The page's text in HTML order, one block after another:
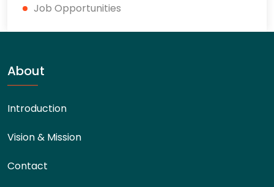
Job Opportunities
About
Introduction
Vision & Mission
Contact